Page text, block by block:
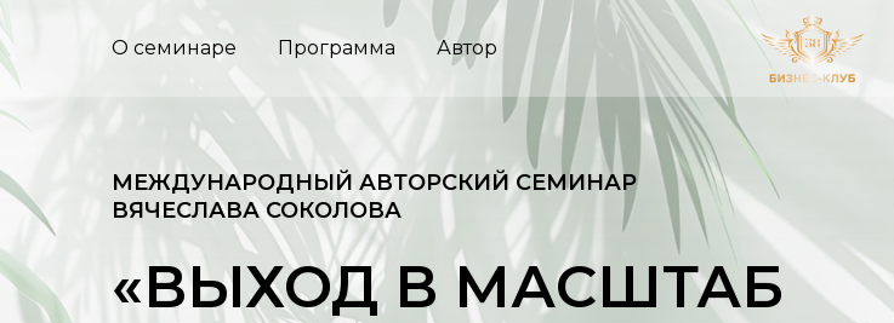
О семинаре Программа Автор
МЕЖДУНАРОДНЫЙ АВТОРСКИЙ СЕМИНАР
ВЯЧЕСЛАВА СОКОЛОВА
«ВЫХОД В МАСШТАБ